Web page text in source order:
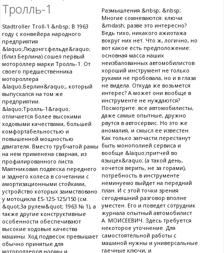
Тролль-1
Stadtroller Troll-1 &nbsp; В 1963
году с конвейера народного
предприятия
&laquo;Людонгсфельде&raquo;
(близ Берлина) сошел первый
мотороллер марки Тролль-1. От
своего предшественника
мотороллера
&laquo;Берлин&raquo;, который
выпускался на том же
предприятии.
&laquo;Тролль-1&raquo;
отличается более высокими
ходовыми качествами, большей
комфортабельностью и
повышенной мощностью
двигателя. Вместо трубчатой рамы
на нем применена сварная, из
профилированного листа.
Маятниковая подвеска переднего
и заднего колеса в сочетании с
амортизационными стойками,
устройство которых заимствовано
у мотоцикла ES-125-125/150 (см.
&quot;3а рулем&quot; 1963 № 1), а
также другие конструктивные
особенности обеспечивают
высокие ходовые качества
машины. Ход подвесок превышает
обычно принятые для
мотороллеров нормы и
Размышления &nbsp; &nbsp;
Многие сомневаются: ключи
&mdash; разве это интересно?
Ведь тихо, никакого ажиотажа
вокруг них нет. Что ж, логично, но
вот какое есть предположение:
основная масса наших
неизбалованных автомобилистов
хороший инструмент не только
руками не пробовала, но и в глаза
не видела. Откуда же возьмется
интерес? А может они вообще в
инструменте не нуждаются?
Посмотрите: все автомобилисты,
даже самые опытные, дружно
рвутся в автосервис. Но это же
аномалия, и смысл ее известен.
Как только запчасти перестанут
быть монополией сервиса и
вообще &laquo;притчей во
языцех&raquo; (а такой день,
хочется верить, не за горами),
потребность в инструменте
неминуемо выйдет на передний
план. И с этой точки зрения
сегодняшний разговор вполне
уместен. Его и поведет сотрудник
журнала опытный автомобилист
А. МОИСЕЕВИЧ. Здесь требуется
некоторое уточнение. Для
самостоятельной работы с
машиной нужны и универсальные
гаечные ключи, и